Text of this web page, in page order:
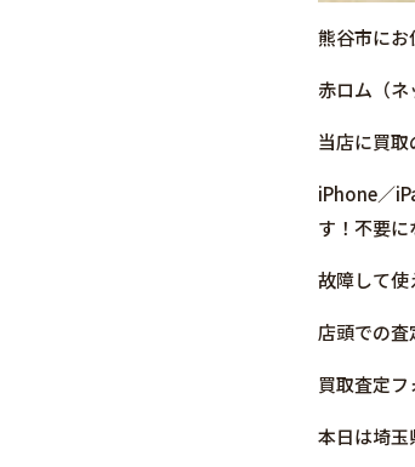
熊谷市にお
赤ロム（
当店に買取
iPhone／
す！不要に
故障して
店頭での
買取査定
本日は埼玉